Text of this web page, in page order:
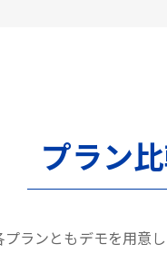
プラン
ランともデモを用意